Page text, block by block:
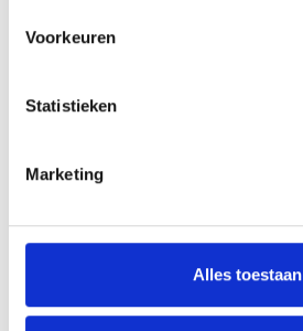
Voorkeuren
Statistieken
Marketing
Alles toestaan
Terug naar overzicht